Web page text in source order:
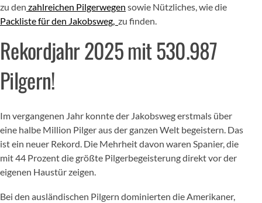
zu den zahlreichen Pilgerwegen sowie Nützliches, wie die
Packliste für den Jakobsweg, zu finden.
Rekordjahr 2025 mit 530.987
Pilgern!
Im vergangenen Jahr konnte der Jakobsweg erstmals über
eine halbe Million Pilger aus der ganzen Welt begeistern. Das
ist ein neuer Rekord. Die Mehrheit davon waren Spanier, die
mit 44 Prozent die größte Pilgerbegeisterung direkt vor der
eigenen Haustür zeigen.
Bei den ausländischen Pilgern dominierten die Amerikaner,